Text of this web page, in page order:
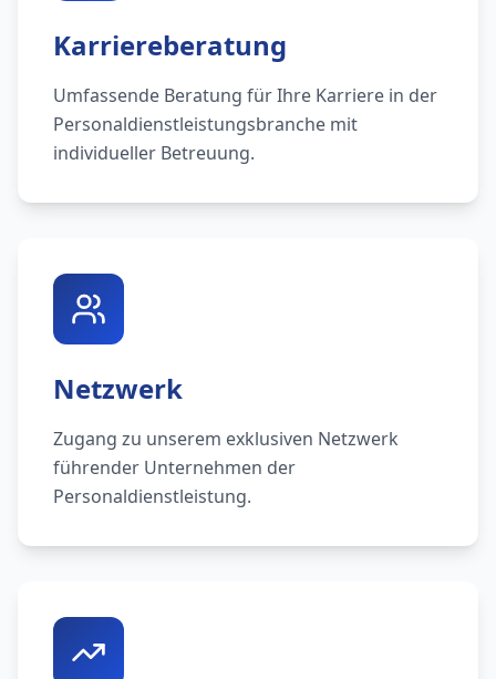
Karriereberatung
Umfassende Beratung für Ihre Karriere in der
Personaldienstleistungsbranche mit
individueller Betreuung.
Netzwerk
Zugang zu unserem exklusiven Netzwerk
führender Unternehmen der
Personaldienstleistung.